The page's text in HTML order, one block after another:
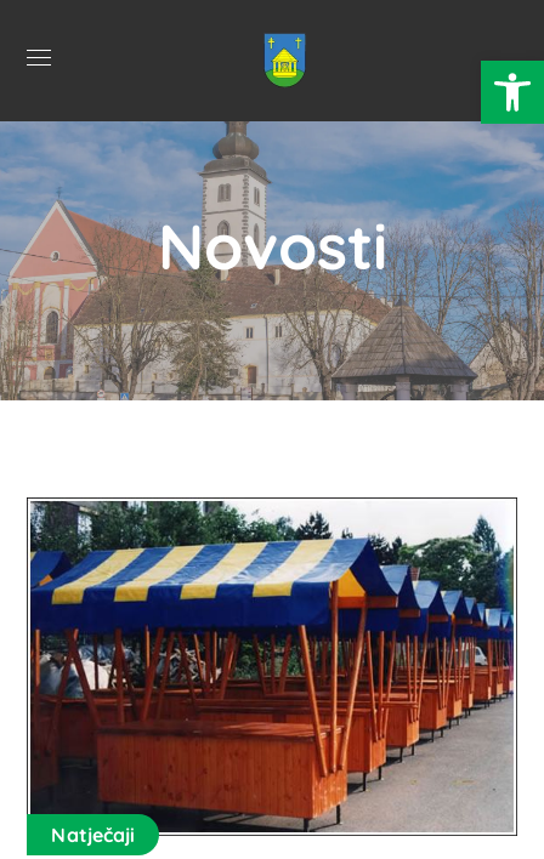
Novosti
Natječaji